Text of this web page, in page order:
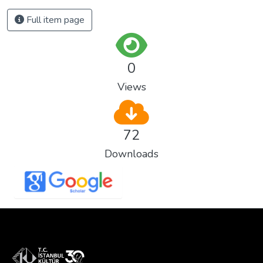
Full item page
0
Views
72
Downloads